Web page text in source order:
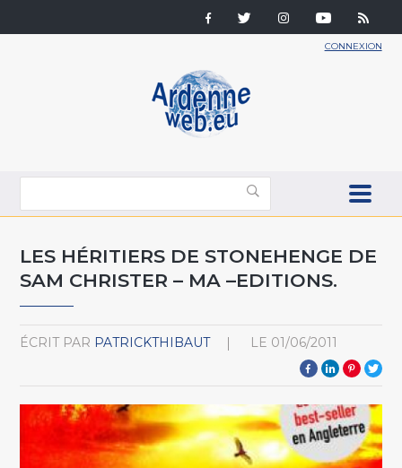
CONNEXION
LES HÉRITIERS DE STONEHENGE DE
SAM CHRISTER – MA –EDITIONS.
ÉCRIT PAR PATRICKTHIBAUT LE 01/06/2011